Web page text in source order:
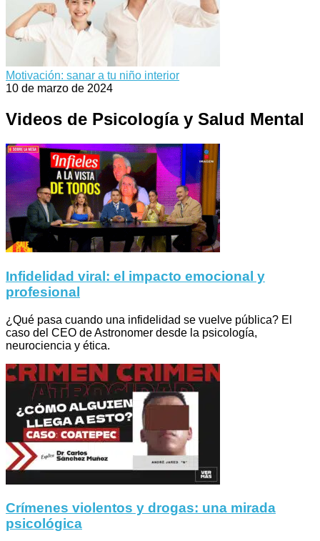
Motivación: sanar a tu niño interior
10 de marzo de 2024
Videos de Psicología y Salud Mental
Infidelidad viral: el impacto emocional y
profesional
¿Qué pasa cuando una infidelidad se vuelve pública? El
caso del CEO de Astronomer desde la psicología,
neurociencia y ética.
Crímenes violentos y drogas: una mirada
psicológica